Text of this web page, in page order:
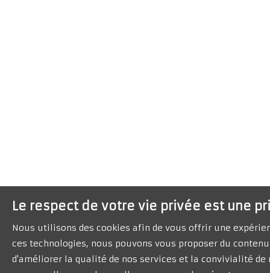
Le respect de votre vie privée est une
Nous utilisons des cookies afin de vous offrir une
ces technologies, nous pouvons vous proposer du
d'améliorer la qualité de nos services et la convivialité